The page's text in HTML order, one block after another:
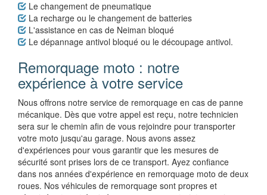
Le changement de pneumatique
La recharge ou le changement de batteries
L'assistance en cas de Neiman bloqué
Le dépannage antivol bloqué ou le découpage antivol.
Remorquage moto : notre
expérience à votre service
Nous offrons notre service de remorquage en cas de panne
mécanique. Dès que votre appel est reçu, notre technicien
sera sur le chemin afin de vous rejoindre pour transporter
votre moto jusqu'au garage. Nous avons assez
d'expériences pour vous garantir que les mesures de
sécurité sont prises lors de ce transport. Ayez confiance
dans nos années d'expérience en remorquage moto de deux
roues. Nos véhicules de remorquage sont propres et